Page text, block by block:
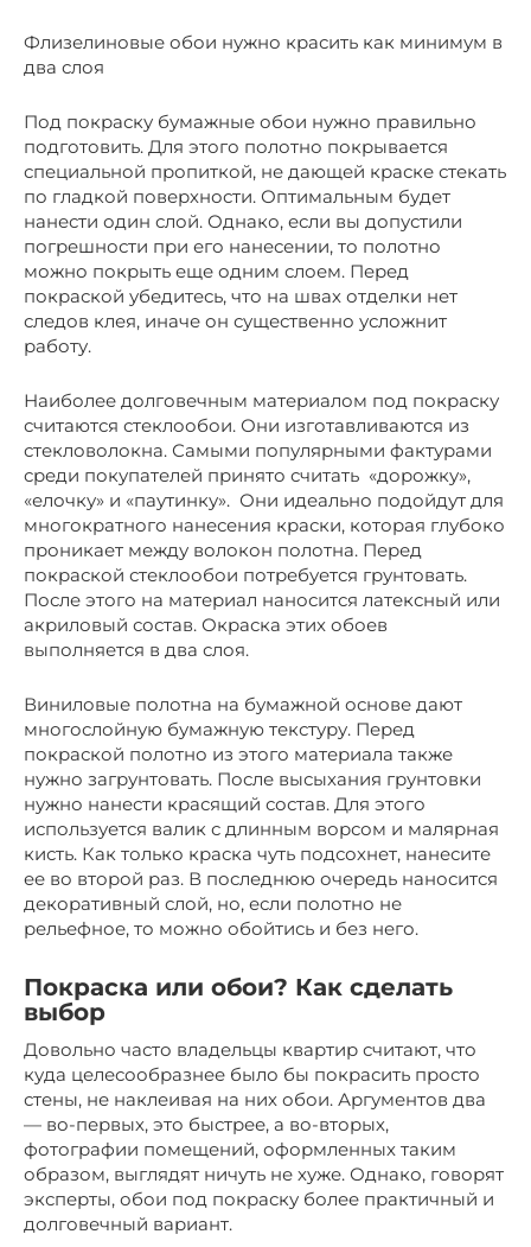
Флизелиновые обои нужно красить как минимум в
два слоя
Под покраску бумажные обои нужно правильно
подготовить. Для этого полотно покрывается
специальной пропиткой, не дающей краске стекать
по гладкой поверхности. Оптимальным будет
нанести один слой. Однако, если вы допустили
погрешности при его нанесении, то полотно
можно покрыть еще одним слоем. Перед
покраской убедитесь, что на швах отделки нет
следов клея, иначе он существенно усложнит
работу.
Наиболее долговечным материалом под покраску
считаются стеклообои. Они изготавливаются из
стекловолокна. Самыми популярными фактурами
среди покупателей принято считать «дорожку»,
«елочку» и «паутинку». Они идеально подойдут для
многократного нанесения краски, которая глубоко
проникает между волокон полотна. Перед
покраской стеклообои потребуется грунтовать.
После этого на материал наносится латексный или
акриловый состав. Окраска этих обоев
выполняется в два слоя.
Виниловые полотна на бумажной основе дают
многослойную бумажную текстуру. Перед
покраской полотно из этого материала также
нужно загрунтовать. После высыхания грунтовки
нужно нанести красящий состав. Для этого
используется валик с длинным ворсом и малярная
кисть. Как только краска чуть подсохнет, нанесите
ее во второй раз. В последнюю очередь наносится
декоративный слой, но, если полотно не
рельефное, то можно обойтись и без него.
Покраска или обои? Как сделать
выбор
Довольно часто владельцы квартир считают, что
куда целесообразнее было бы покрасить просто
стены, не наклеивая на них обои. Аргументов два
— во-первых, это быстрее, а во-вторых,
фотографии помещений, оформленных таким
образом, выглядят ничуть не хуже. Однако, говорят
эксперты, обои под покраску более практичный и
долговечный вариант.